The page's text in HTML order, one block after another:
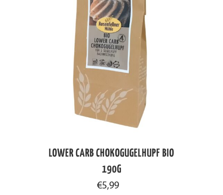
LOWER CARB CHOKOGUGELHUPF BIO
190G
€5,99